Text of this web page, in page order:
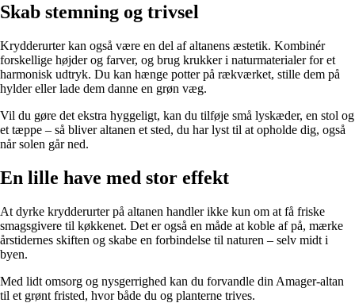
Skab stemning og trivsel
Krydderurter kan også være en del af altanens æstetik. Kombinér
forskellige højder og farver, og brug krukker i naturmaterialer for et
harmonisk udtryk. Du kan hænge potter på rækværket, stille dem på
hylder eller lade dem danne en grøn væg.
Vil du gøre det ekstra hyggeligt, kan du tilføje små lyskæder, en stol og
et tæppe – så bliver altanen et sted, du har lyst til at opholde dig, også
når solen går ned.
En lille have med stor effekt
At dyrke krydderurter på altanen handler ikke kun om at få friske
smagsgivere til køkkenet. Det er også en måde at koble af på, mærke
årstidernes skiften og skabe en forbindelse til naturen – selv midt i
byen.
Med lidt omsorg og nysgerrighed kan du forvandle din Amager-altan
til et grønt fristed, hvor både du og planterne trives.